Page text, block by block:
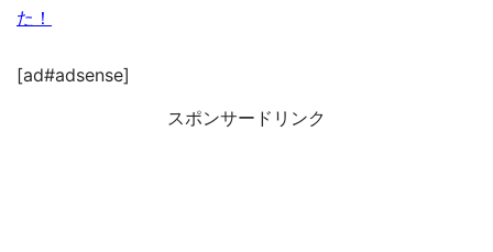
た！
[ad#adsense]
スポンサードリンク